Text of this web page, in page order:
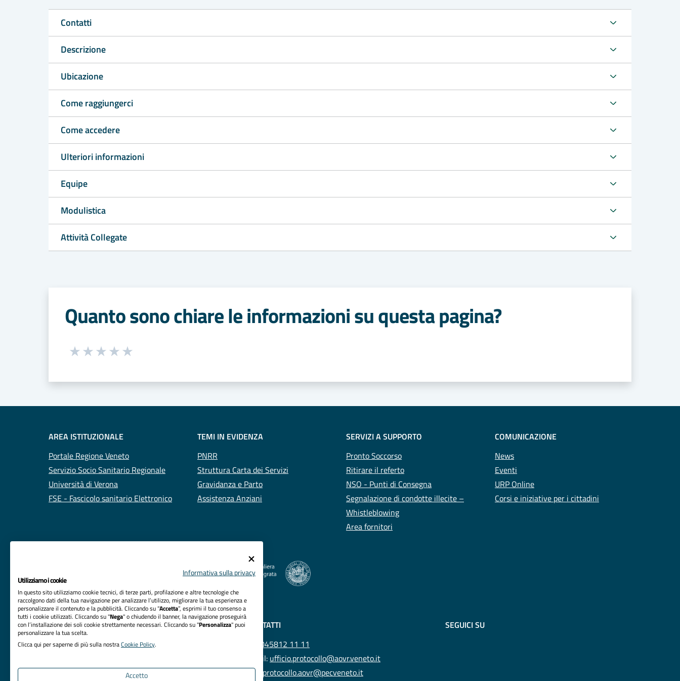
Contatti
Descrizione
Ubicazione
Come raggiungerci
Come accedere
Ulteriori informazioni
Equipe
Modulistica
Attività Collegate
Quanto sono chiare le informazioni su questa pagina?
Seleziona una valutazione da 1 a 5 stelle
AREA ISTITUZIONALE
Portale Regione Veneto
Servizio Socio Sanitario Regionale
Università di Verona
FSE - Fascicolo sanitario Elettronico
TEMI IN EVIDENZA
PNRR
Struttura Carta dei Servizi
Gravidanza e Parto
Assistenza Anziani
SERVIZI A SUPPORTO
Pronto Soccorso
Ritirare il referto
NSO - Punti di Consegna
Segnalazione di condotte illecite –
Whistleblowing
Area fornitori
COMUNICAZIONE
News
Eventi
URP Online
Corsi e iniziative per i cittadini
RIFERIMENTI
Azienda Ospedaliera Universitaria Integrata Verona
Verona
CONTATTI
045812 11 11
Email: ufficio.protocollo@aovr.veneto.it
Pec: protocollo.aovr@pecveneto.it
SEGUICI SU
Informativa sulla privacy
Utilizziamo i cookie
In questo sito utilizziamo cookie tecnici, di terze parti, profilazione e altre tecnologie che
raccolgono dati della tua navigazione per analizzare l’utilizzo, migliorare la tua esperienza e
personalizzare il contenuto e la pubblicità. Cliccando su “Accetta”, esprimi il tuo consenso a
tutti i cookie utilizzati. Cliccando su "Nega" o chiudendo il banner, la navigazione proseguirà
con l’installazione dei soli cookie strettamente necessari. Cliccando su "Personalizza" puoi
personalizzare la tua scelta.
Clicca qui per saperne di più sulla nostraCookie Policy.
Accetto